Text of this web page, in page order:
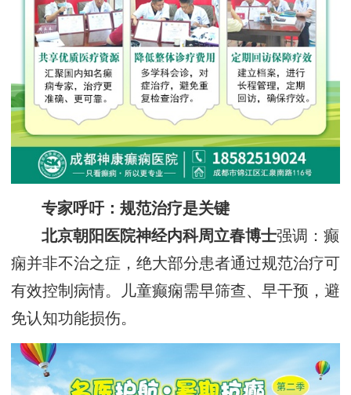
专家呼吁：规范治疗是关键
北京朝阳医院神经内科周立春博士强调：癫
痫并非不治之症，绝大部分患者通过规范治疗可
有效控制病情。儿童癫痫需早筛查、早干预，避
免认知功能损伤。